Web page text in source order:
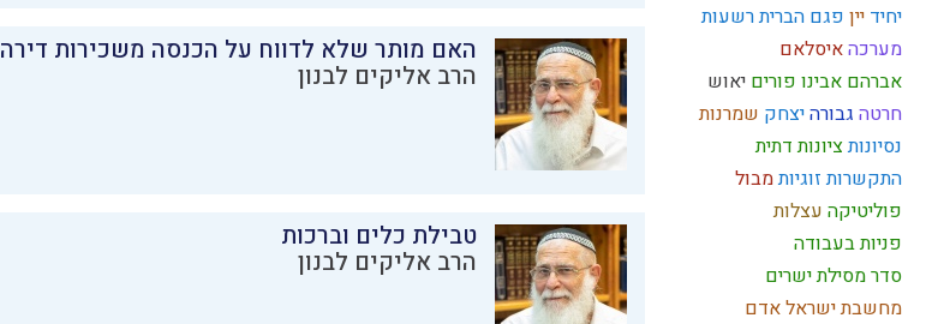
יחיד יין פגם הבריתרשעות
מערכהאיסלאם
אברהם אבינו פורים יאוש
חרטה גבורהיצחק שמרנות
נסיונותציונות דתית
התקשרותזוגיותמבול
פוליטיקה עצלות
פניות בעבודה
סדר מסילת ישרים
מחשבת ישראלאדם
האם מותר שלא לדווח על הכנסה משכירות דירה
הרב אליקים לבנון
טבילת כלים וברכות
הרב אליקים לבנון